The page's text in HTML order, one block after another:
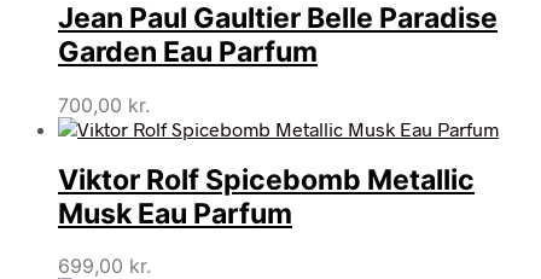
Jean Paul Gaultier Belle Paradise
Garden Eau Parfum
700,00 kr.
Viktor Rolf Spicebomb Metallic
Musk Eau Parfum
699,00 kr.